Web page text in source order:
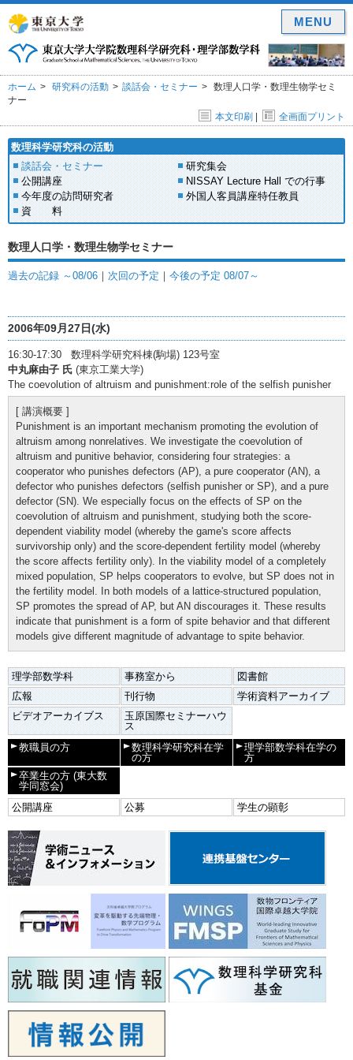
ホーム 研究科の活動 談話会・セミナー
数理人口学・数理生物学セミ
ナー
本文印刷 | 全画面プリント
数理科学研究科の活動
談話会・セミナー
研究集会
公開講座
NISSAY Lecture Hall での行事
今年度の訪問研究者
外国人客員講座特任教員
資 料
数理人口学・数理生物学セミナー
過去の記録 ～08/06 ｜ 次回の予定 ｜ 今後の予定 08/07～
2006年09月27日(水)
16:30-17:30 数理科学研究科棟(駒場) 123号室
中丸麻由子 氏 (東京工業大学)
The coevolution of altruism and punishment:role of the selfish punisher
[ 講演概要 ]
Punishment is an important mechanism promoting the evolution of
altruism among nonrelatives. We investigate the coevolution of
altruism and punitive behavior, considering four strategies: a
cooperator who punishes defectors (AP), a pure cooperator (AN), a
defector who punishes defectors (selfish punisher or SP), and a pure
defector (SN). We especially focus on the effects of SP on the
coevolution of altruism and punishment, studying both the score-
dependent viability model (whereby the game's score affects
survivorship only) and the score-dependent fertility model (whereby
the score affects fertility only). In the viability model of a completely
mixed population, SP helps cooperators to evolve, but SP does not in
the fertility model. In both models of a lattice-structured population,
SP promotes the spread of AP, but AN discourages it. These results
indicate that punishment is a form of spite behavior and that different
models give different magnitude of advantage to spite behavior.
理学部数学科 事務室から
図書館
広報
刊行物
学術資料アーカイブ
ビデオアーカイブス
玉原国際セミナーハウ
ス
教職員の方
数理科学研究科在学
の方
理学部数学科在学の
方
卒業生の方 (東大数
学同窓会)
公開講座
公募 学生の顕彰
MENU